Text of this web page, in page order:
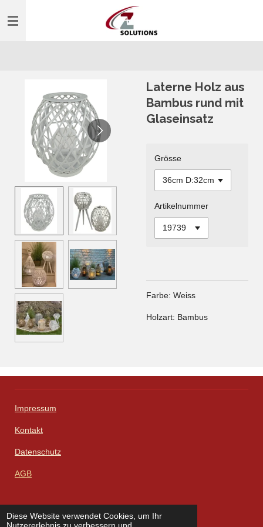
Diese Website verwendet Cookies, um Ihr
Hauptinhalt
Laterne Holz aus
Bambus rund mit
Glaseinsatz
Grösse
Artikelnummer
Farbe: Weiss
Holzart: Bambus
Impressum
Kontakt
Datenschutz
AGB
W
F
I
L
X